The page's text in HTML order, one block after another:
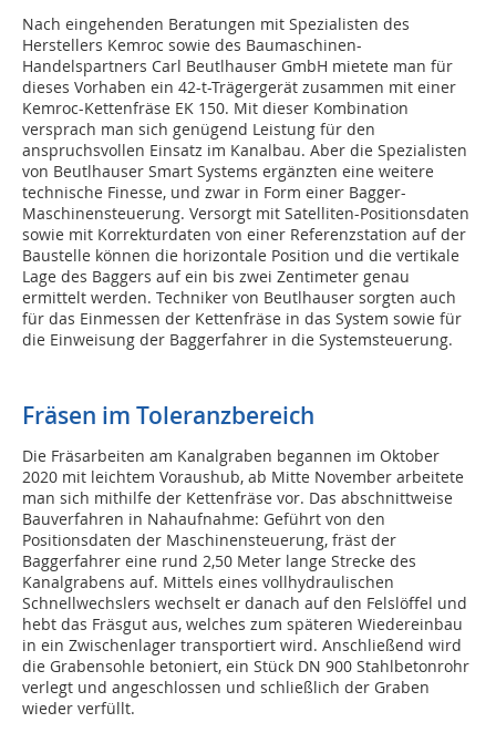
Nach eingehenden Beratungen mit Spezialisten des
Herstellers Kemroc sowie des Baumaschinen-
Handelspartners Carl Beutlhauser GmbH mietete man für
dieses Vorhaben ein 42-t-Trägergerät zusammen mit einer
Kemroc-Kettenfräse EK 150. Mit dieser Kombination
versprach man sich genügend Leistung für den
anspruchsvollen Einsatz im Kanalbau. Aber die Spezialisten
von Beutlhauser Smart Systems ergänzten eine weitere
technische Finesse, und zwar in Form einer Bagger-
Maschinensteuerung. Versorgt mit Satelliten-Positionsdaten
sowie mit Korrekturdaten von einer Referenzstation auf der
Baustelle können die horizontale Position und die vertikale
Lage des Baggers auf ein bis zwei Zentimeter genau
ermittelt werden. Techniker von Beutlhauser sorgten auch
für das Einmessen der Kettenfräse in das System sowie für
die Einweisung der Baggerfahrer in die Systemsteuerung.
Fräsen im Toleranzbereich
Die Fräsarbeiten am Kanalgraben begannen im Oktober
2020 mit leichtem Voraushub, ab Mitte November arbeitete
man sich mithilfe der Kettenfräse vor. Das abschnittweise
Bauverfahren in Nahaufnahme: Geführt von den
Positionsdaten der Maschinensteuerung, fräst der
Baggerfahrer eine rund 2,50 Meter lange Strecke des
Kanalgrabens auf. Mittels eines vollhydraulischen
Schnellwechslers wechselt er danach auf den Felslöffel und
hebt das Fräsgut aus, welches zum späteren Wiedereinbau
in ein Zwischenlager transportiert wird. Anschließend wird
die Grabensohle betoniert, ein Stück DN 900 Stahlbetonrohr
verlegt und angeschlossen und schließlich der Graben
wieder verfüllt.